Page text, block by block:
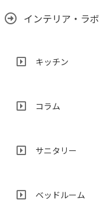
インテリア・ラボ
キッチン
コラム
サニタリー
ベッドルーム